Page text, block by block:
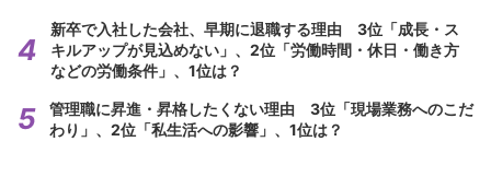
新卒で入社した会社、早期に退職する理由 3位「成長・ス
キルアップが見込めない」、2位「労働時間・休日・働き方
などの労働条件」、1位は？
管理職に昇進・昇格したくない理由 3位「現場業務へのこだ
わり」、2位「私生活への影響」、1位は？